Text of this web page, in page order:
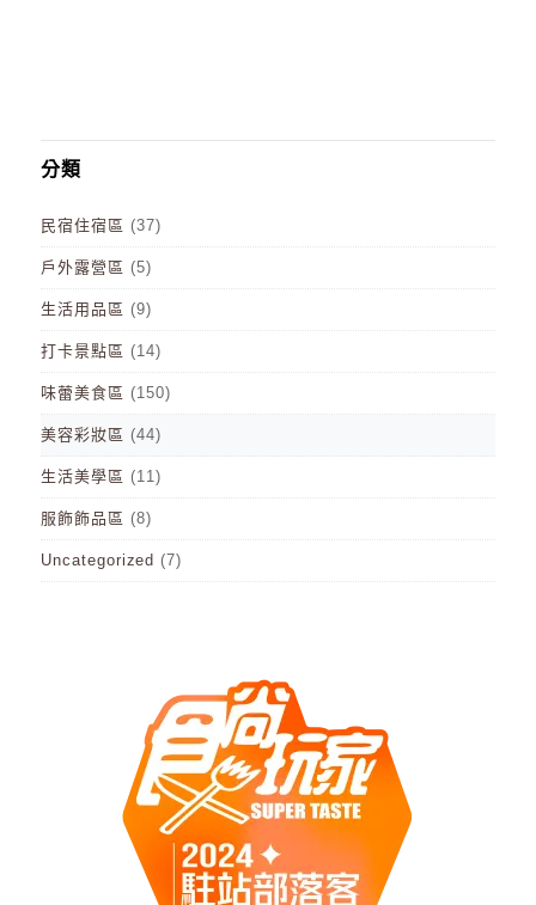
分類
民宿住宿區 (37)
戶外露營區 (5)
生活用品區 (9)
打卡景點區 (14)
味蕾美食區 (150)
美容彩妝區 (44)
生活美學區 (11)
服飾飾品區 (8)
Uncategorized (7)